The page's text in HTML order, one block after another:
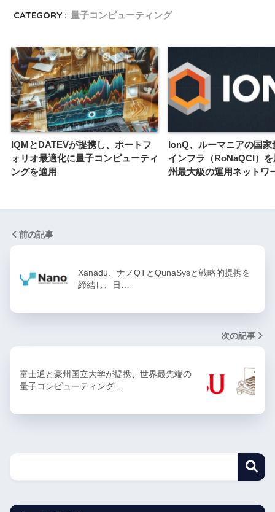
CATEGORY : 量子コンピューティング
IQMとDATEVが提携し、ポートフ
ォリオ最適化に量子コンピューティ
ングを適用
IonQ、ルーマニアの国家
インフラ（RoNaQCI）
州最大級の運用ネットワ
前の記事
Xanadu、ナノQTとQunaSysと戦略的提携を
締結し、日…
次の記事
富士通と豪州国立大学が提携、世界最先端の
量子コンピューティング…